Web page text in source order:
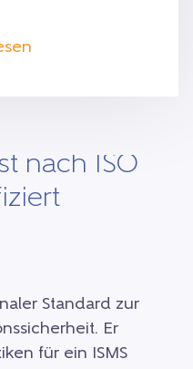
nach ISO
Standard zur
Er
für ein ISMS